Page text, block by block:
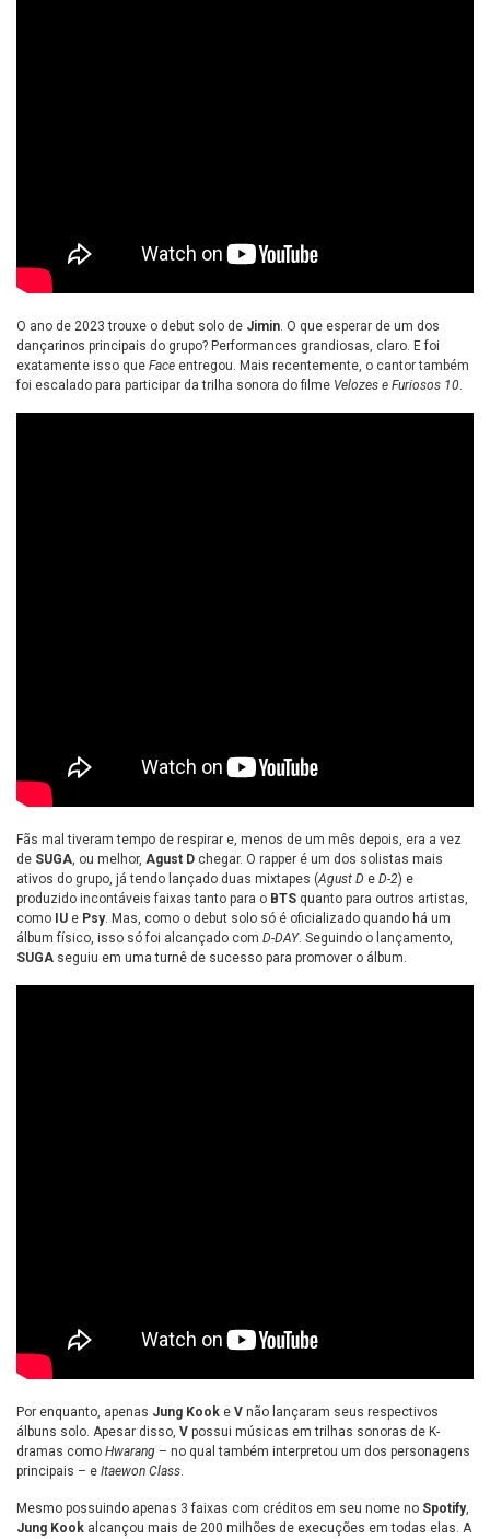
O ano de 2023 trouxe o debut solo de Jimin. O que esperar de um dos
dançarinos principais do grupo? Performances grandiosas, claro. E foi
exatamente isso que Face entregou. Mais recentemente, o cantor também
foi escalado para participar da trilha sonora do filme Velozes e Furiosos 10.
Fãs mal tiveram tempo de respirar e, menos de um mês depois, era a vez
de SUGA, ou melhor, Agust D chegar. O rapper é um dos solistas mais
ativos do grupo, já tendo lançado duas mixtapes (Agust D e D-2) e
produzido incontáveis faixas tanto para o BTS quanto para outros artistas,
como IU e Psy. Mas, como o debut solo só é oficializado quando há um
álbum físico, isso só foi alcançado com D-DAY. Seguindo o lançamento,
SUGA seguiu em uma turnê de sucesso para promover o álbum.
Por enquanto, apenas Jung Kook e V não lançaram seus respectivos
álbuns solo. Apesar disso, V possui músicas em trilhas sonoras de K-
dramas como Hwarang – no qual também interpretou um dos personagens
principais – e Itaewon Class.
Mesmo possuindo apenas 3 faixas com créditos em seu nome no Spotify,
Jung Kook alcançou mais de 200 milhões de execuções em todas elas. A